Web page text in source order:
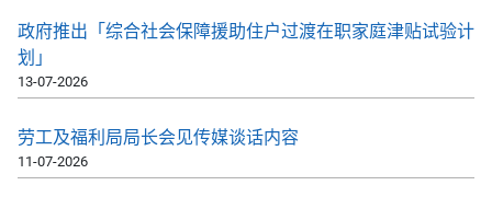
政府推出「综合社会保障援助住户过渡在职家庭津贴试验计
划」
13-07-2026
劳工及福利局局长会见传媒谈话内容
11-07-2026